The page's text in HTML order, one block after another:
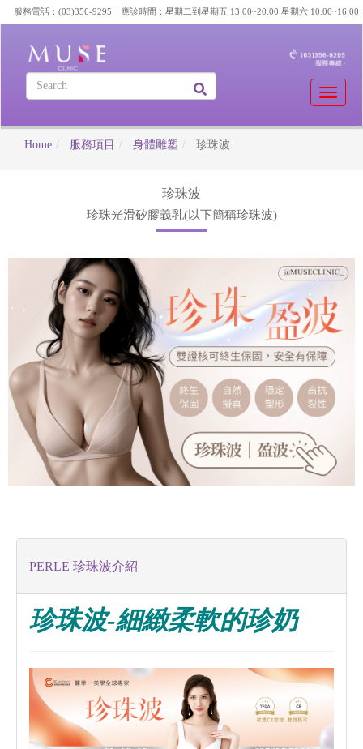
服務電話：(03)356-9295 應診時間：星期二到星期五 13:00~20:00 星期六 10:00~16:00
Toggle
Home 服務項目 身體雕塑 珍珠波
珍珠波
珍珠光滑矽膠義乳(以下簡稱珍珠波)
PERLE 珍珠波介紹
珍珠波-細緻柔軟的珍奶